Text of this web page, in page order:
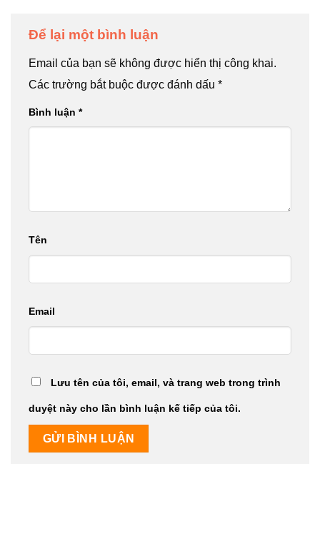
Để lại một bình luận
Email của bạn sẽ không được hiển thị công khai.
Các trường bắt buộc được đánh dấu *
Bình luận *
Tên
Email
Lưu tên của tôi, email, và trang web trong trình
duyệt này cho lần bình luận kế tiếp của tôi.